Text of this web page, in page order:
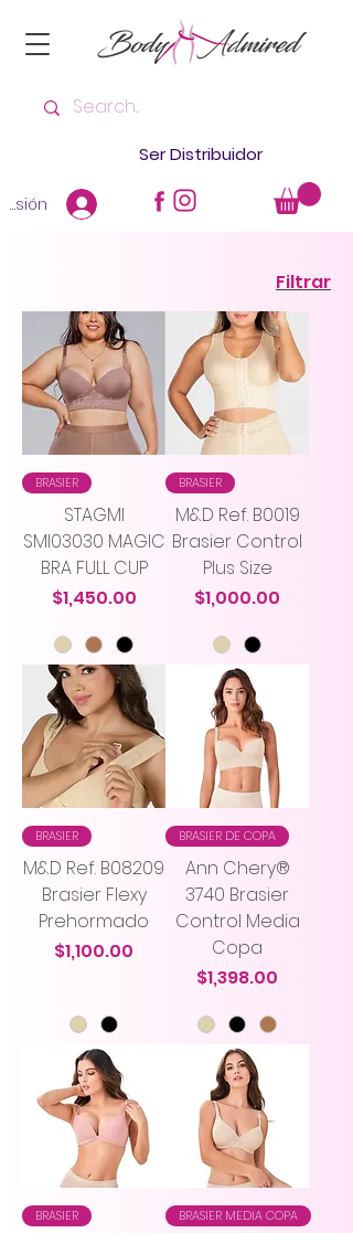
Ser Distribuidor
Filtrar
BRASIER
STAGMI
SMI03030 MAGIC
BRA FULL CUP
Precio
$1,450.00
BRASIER
M&D Ref. B0019
Brasier Control
Plus Size
Precio
$1,000.00
BRASIER
M&D Ref. B08209
Brasier Flexy
Prehormado
Precio
$1,100.00
BRASIER DE COPA
Ann Chery®
3740 Brasier
Control Media
Copa
Precio
$1,398.00
BRASIER BRASIER MEDIA COPA